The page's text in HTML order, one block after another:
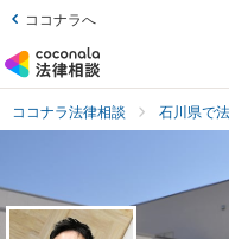
ココナラへ
ココナラ法律相談 石川県で